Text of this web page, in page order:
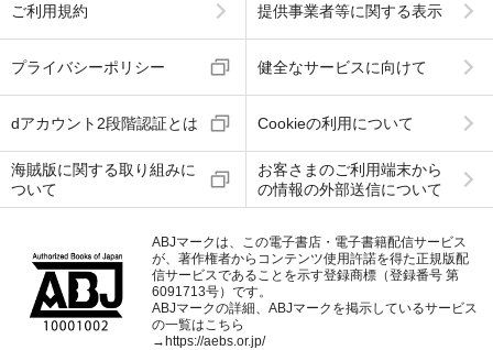
ご利用規約 提供事業者等に関する表示
プライバシーポリシー 健全なサービスに向けて
dアカウント2段階認証とは Cookieの利用について
海賊版に関する取り組みに
ついて
お客さまのご利用端末から
の情報の外部送信について
ABJマークは、この電子書店・電子書籍配信サービス
が、著作権者からコンテンツ使用許諾を得た正規版配
信サービスであることを示す登録商標（登録番号 第
6091713号）です。
ABJマークの詳細、ABJマークを掲示しているサービス
の一覧はこちら
→ https://aebs.or.jp/